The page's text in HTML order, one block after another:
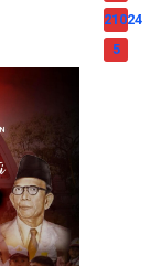
21024
5